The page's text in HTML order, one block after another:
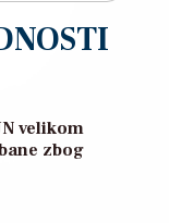
velikom
zbog